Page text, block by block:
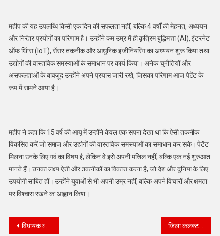
महीप की यह उपलब्धि किसी एक दिन की सफलता नहीं, बल्कि 4 वर्षों की मेहनत, अध्ययन
और निरंतर प्रयोगों का परिणाम है। उन्होंने कम उम्र में ही कृत्रिम बुद्धिमत्ता (AI), इंटरनेट
ऑफ थिंग्स (IoT), सेंसर तकनीक और आधुनिक इंजीनियरिंग का अध्ययन शुरू किया तथा
उद्योगों की वास्तविक समस्याओं के समाधान पर कार्य किया। अनेक चुनौतियों और
असफलताओं के बावजूद उन्होंने अपने प्रयास जारी रखे, जिसका परिणाम आज पेटेंट के
रूप में सामने आया है।
महीप ने कहा कि 15 वर्ष की आयु में उन्होंने केवल एक सपना देखा था कि ऐसी तकनीक
विकसित करें जो समाज और उद्योगों की वास्तविक समस्याओं का समाधान कर सके। पेटेंट
मिलना उनके लिए गर्व का विषय है, लेकिन वे इसे अपनी मंजिल नहीं, बल्कि एक नई शुरुआत
मानते हैं। उनका लक्ष्य ऐसी और तकनीकों का विकास करना है, जो देश और दुनिया के लिए
उपयोगी साबित हों। उन्होंने युवाओं से भी अपनी उम्र नहीं, बल्कि अपने विचारों और क्षमता
पर विश्वास रखने का आह्वान किया।
Post
विधायक व्यास ने शिक्षा सुविधाओं के लिए 30 लाख रुपए के योगदान का प्रयास